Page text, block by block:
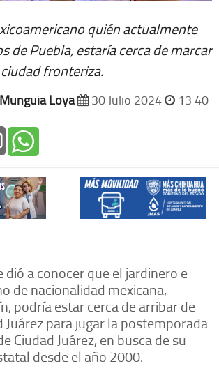
quién actualmente
de Puebla, estaría cerca de marcar
fronteriza.
Loya 30 Julio 2024 13 40
dió a conocer que el jardinero e
de nacionalidad mexicana,
podría estar cerca de arribar de
Juárez para jugar la postemporada
Ciudad Juárez, en busca de su
desde el año 2000.